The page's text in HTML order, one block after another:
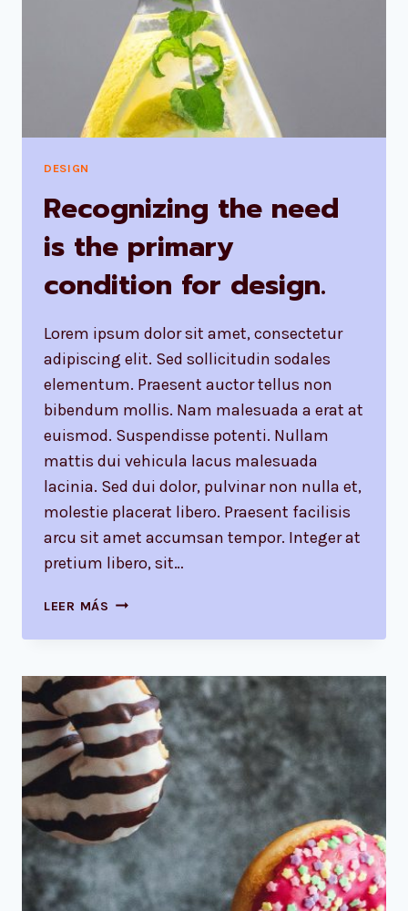
DESIGN
Recognizing the need
is the primary
condition for design.
Lorem ipsum dolor sit amet, consectetur
adipiscing elit. Sed sollicitudin sodales
elementum. Praesent auctor tellus non
bibendum mollis. Nam malesuada a erat at
euismod. Suspendisse potenti. Nullam
mattis dui vehicula lacus malesuada
lacinia. Sed dui dolor, pulvinar non nulla et,
molestie placerat libero. Praesent facilisis
arcu sit amet accumsan tempor. Integer at
pretium libero, sit…
LEER MÁS RECOGNIZING
NEED
THE
PRIMARY
CONDITION
FOR
DESIGN.